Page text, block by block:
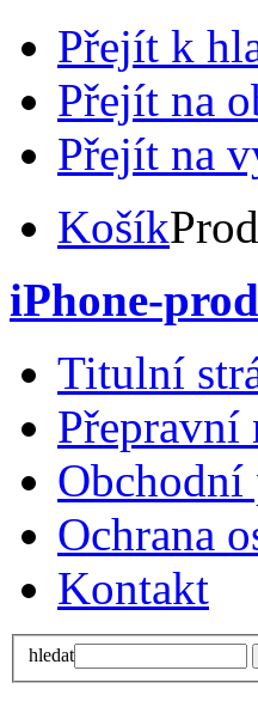
Přejít k
Přejít na
Přejít na
Košík
iPhone-
Titulní
Přepravní
Ochrana
Kontakt
hledat